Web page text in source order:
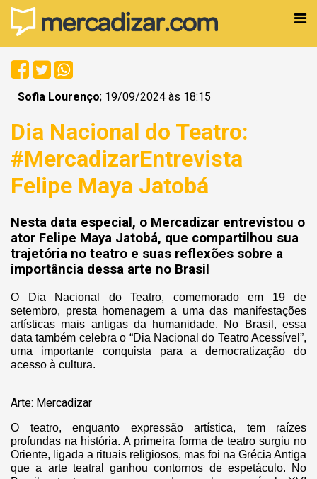
Sofia Lourenço; 19/09/2024 às 18:15
Dia Nacional do Teatro:
#MercadizarEntrevista
Felipe Maya Jatobá
Nesta data especial, o Mercadizar entrevistou o
ator Felipe Maya Jatobá, que compartilhou sua
trajetória no teatro e suas reflexões sobre a
importância dessa arte no Brasil
O Dia Nacional do Teatro, comemorado em 19 de
setembro, presta homenagem a uma das manifestações
artísticas mais antigas da humanidade. No Brasil, essa
data também celebra o “Dia Nacional do Teatro Acessível”,
uma importante conquista para a democratização do
acesso à cultura.
Arte: Mercadizar
O teatro, enquanto expressão artística, tem raízes
profundas na história. A primeira forma de teatro surgiu no
Oriente, ligada a rituais religiosos, mas foi na Grécia Antiga
que a arte teatral ganhou contornos de espetáculo. No